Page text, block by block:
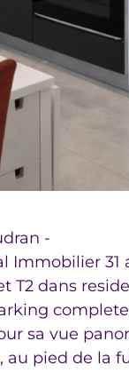
-
Immobilier 31
T2 dans
sa vue
au pied de la